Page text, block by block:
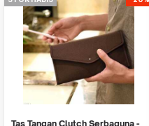
Tas Tangan Clutch Serbaguna -